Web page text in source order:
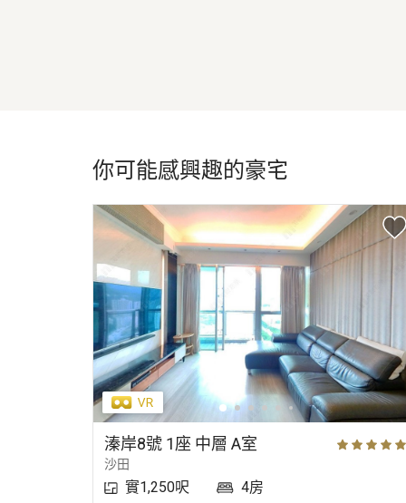
你可能感興趣的豪宅
溱岸8號 1座 中層 A室
沙田
實1,250呎 4房